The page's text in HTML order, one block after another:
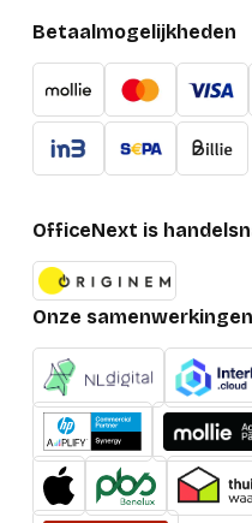
Betaalmogelijkheden
OfficeNext is
Onze samenwerkingen